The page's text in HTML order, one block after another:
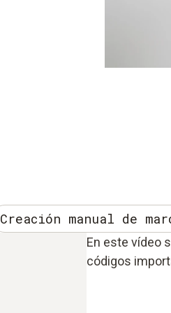
Creación manual de
En este vídeo
códigos